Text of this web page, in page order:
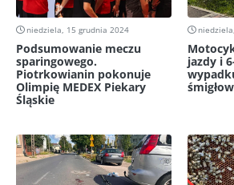
niedziela, 15 grudnia 2024
Podsumowanie meczu
sparingowego.
Piotrkowianin pokonuje
Olimpię MEDEX Piekary
Śląskie
jazdy i